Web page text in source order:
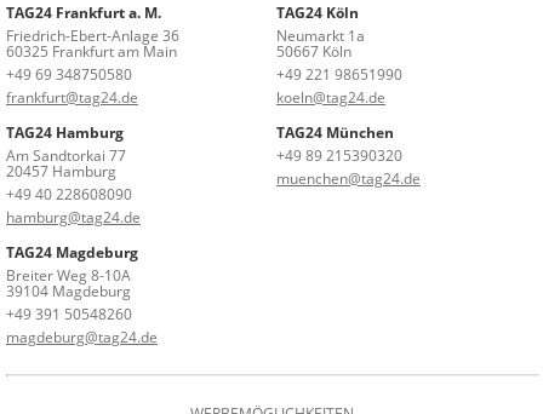
TAG24 Frankfurt a. M.
Friedrich-Ebert-Anlage 36
60325 Frankfurt am Main
+49 69 348750580
frankfurt@tag24.de
TAG24 Köln
Neumarkt 1a
50667 Köln
+49 221 98651990
koeln@tag24.de
TAG24 Hamburg
Am Sandtorkai 77
20457 Hamburg
+49 40 228608090
hamburg@tag24.de
TAG24 München
+49 89 215390320
muenchen@tag24.de
TAG24 Magdeburg
Breiter Weg 8-10A
39104 Magdeburg
+49 391 50548260
magdeburg@tag24.de